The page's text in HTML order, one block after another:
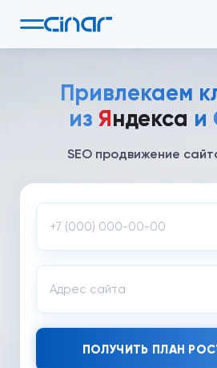
Привлекаем
из Яндекса и
SEO продвижение
ПОЛУЧИТЬ ПЛАН